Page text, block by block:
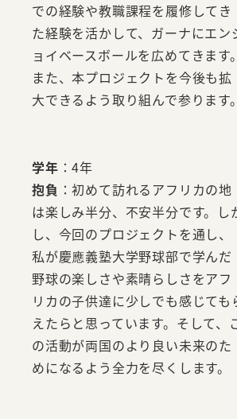
での経験や教職課程を履修してき
た経験を活かして、ガーナにエン
ョイベースボールを広めてきます
また、本プロジェクトを今後も拡
大できるよう取り組んで参ります
学年 ：4年
抱負 ：初めて訪れるアフリカの地
は楽しみ半分、不安半分です。し
し、今回のプロジェクトを通し、
私が慶應義塾大学野球部で学んだ
野球の楽しさや素晴らしさをアフ
リカの子供達に少しでも感じても
えたらと思っています。そして、
の活動が両国のより良い未来のた
めになるよう全力を尽くします。